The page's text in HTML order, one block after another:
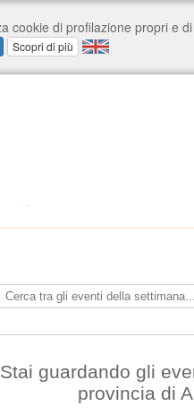
Stai guardando gli
provincia di